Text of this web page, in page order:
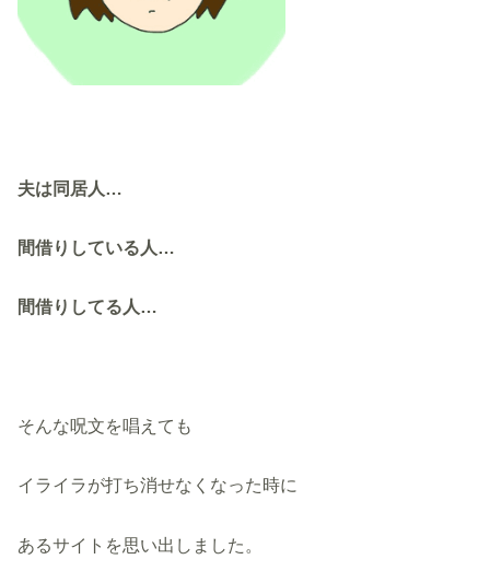
夫は同居人…
間借りしている人…
間借りしてる人…
そんな呪文を唱えても
イライラが打ち消せなくなった時に
あるサイトを思い出しました。